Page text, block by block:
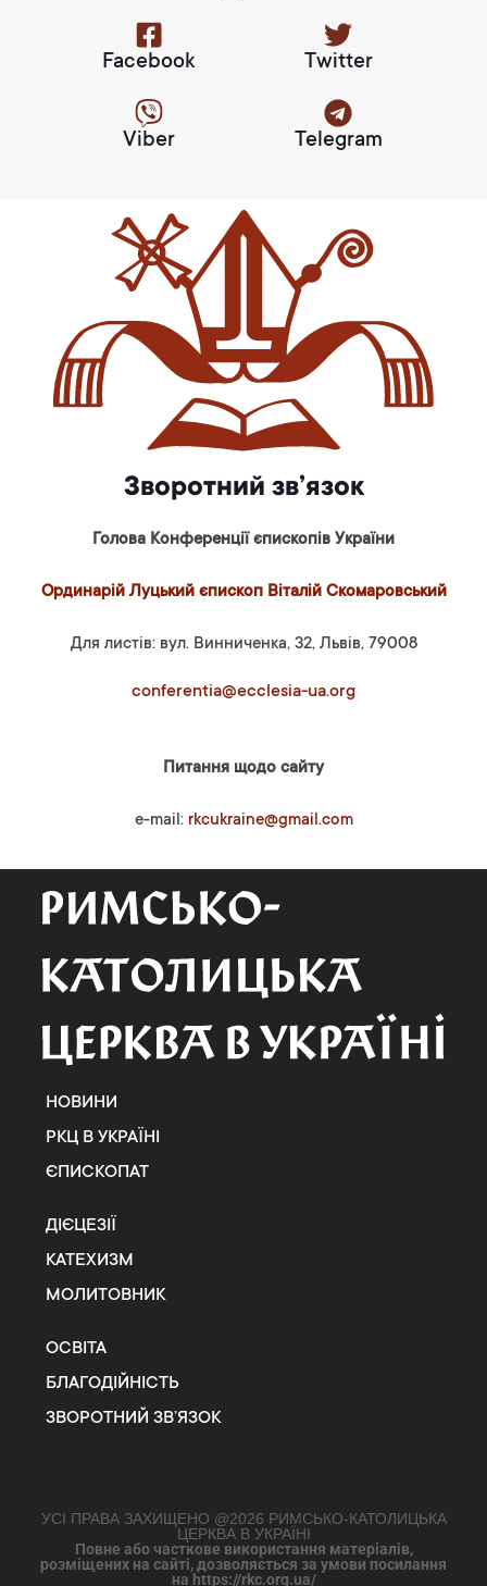
Facebook Twitter
Viber Telegram
Зворотний зв’язок
Голова Конференції єпископів України
Ординарій Луцький єпископ Віталій Скомаровський
Для листів: вул. Винниченка, 32, Львів, 79008
conferentia@ecclesia-ua.org
Питання щодо сайту
e-mail: rkcukraine@gmail.com
НОВИНИ
РКЦ В УКРАЇНІ
ЄПИСКОПАТ
ДІЄЦЕЗІЇ
КАТЕХИЗМ
МОЛИТОВНИК
ОСВІТА
БЛАГОДІЙНІСТЬ
ЗВОРОТНИЙ ЗВ’ЯЗОК
УСІ ПРАВА ЗАХИЩЕНО @2026 РИМСЬКО-КАТОЛИЦЬКА
ЦЕРКВА В УКРАЇНІ
Повне або часткове використання матеріалів,
розміщених на сайті, дозволяється за умови посилання
на https://rkc.org.ua/